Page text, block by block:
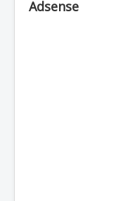
Adsense